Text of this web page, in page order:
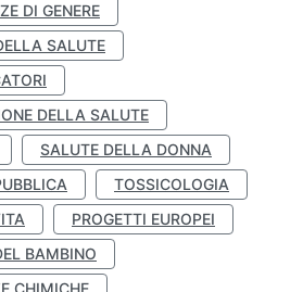
DI GENERE
SALUTE
DELLA SALUTE
SALUTE DELLA DONNA
TOSSICOLOGIA
PROGETTI EUROPEI
BAMBINO
CHIMICHE